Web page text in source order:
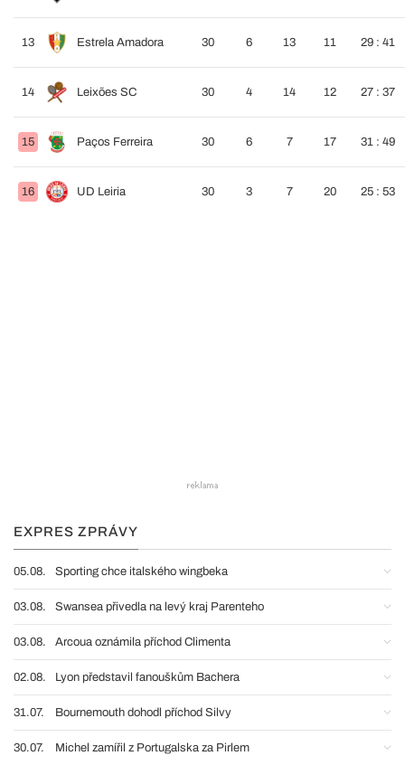
13 Estrela Amadora 30 6 13 11 29 : 41
14 Leixões SC 30 4 14 12 27 : 37
15 Paços Ferreira 30 6 7 17 31 : 49
16 UD Leiria 30 3 7 20 25 : 53
EXPRES ZPRÁVY
05.08. Sporting chce italského wingbeka
03.08. Swansea přivedla na levý kraj Parenteho
03.08. Arcoua oznámila příchod Climenta
02.08. Lyon představil fanouškům Bachera
31.07. Bournemouth dohodl příchod Silvy
30.07. Michel zamířil z Portugalska za Pirlem